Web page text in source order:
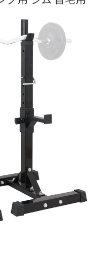
護、...
んで...
し...